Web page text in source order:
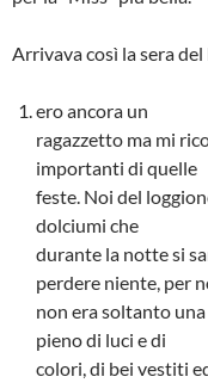
Arrivava così la sera del
ero ancora un
ragazzetto ma mi
importanti di quelle
feste. Noi del
dolciumi che
durante la notte si
perdere niente, per
non era soltanto
pieno di luci e di
colori, di bei vestiti